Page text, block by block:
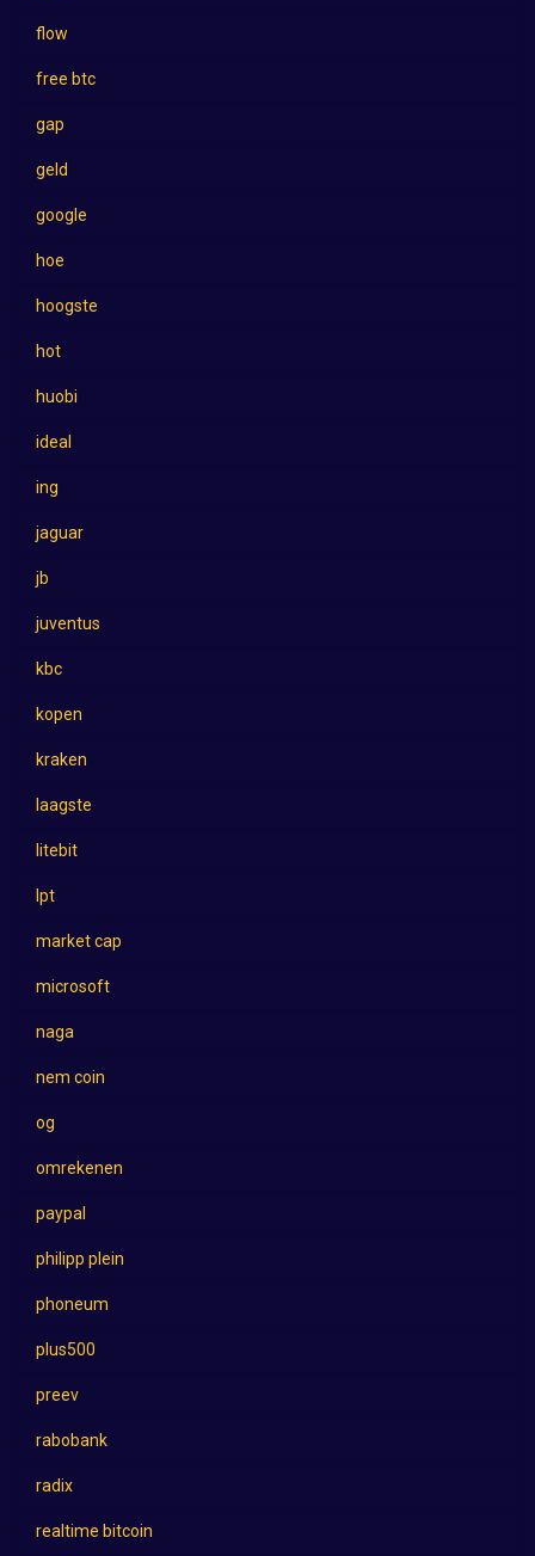
flow
free btc
gap
geld
google
hoe
hoogste
hot
huobi
ideal
ing
jaguar
jb
juventus
kbc
kopen
kraken
laagste
litebit
lpt
market cap
microsoft
naga
nem coin
og
omrekenen
paypal
philipp plein
phoneum
plus500
preev
rabobank
radix
realtime bitcoin